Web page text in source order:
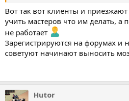
Вот так вот клиенты и
учить мастеров что им делать, а
не работает
Зарегистрируются на форумах и
советуют начинают выносить
Hutor